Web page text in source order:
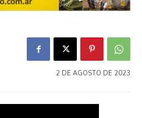
2 DE AGOSTO DE 2023